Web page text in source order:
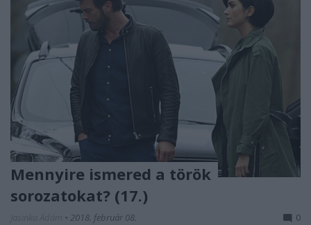
Mennyire ismered a török
sorozatokat? (17.)
• 2018. február 08. 0